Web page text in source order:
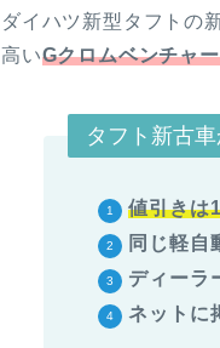
ダイハツ新型タフトの
高いGクロムベンチャ
タフト新古
値引きは
同じ軽自
ディーラ
ネットに